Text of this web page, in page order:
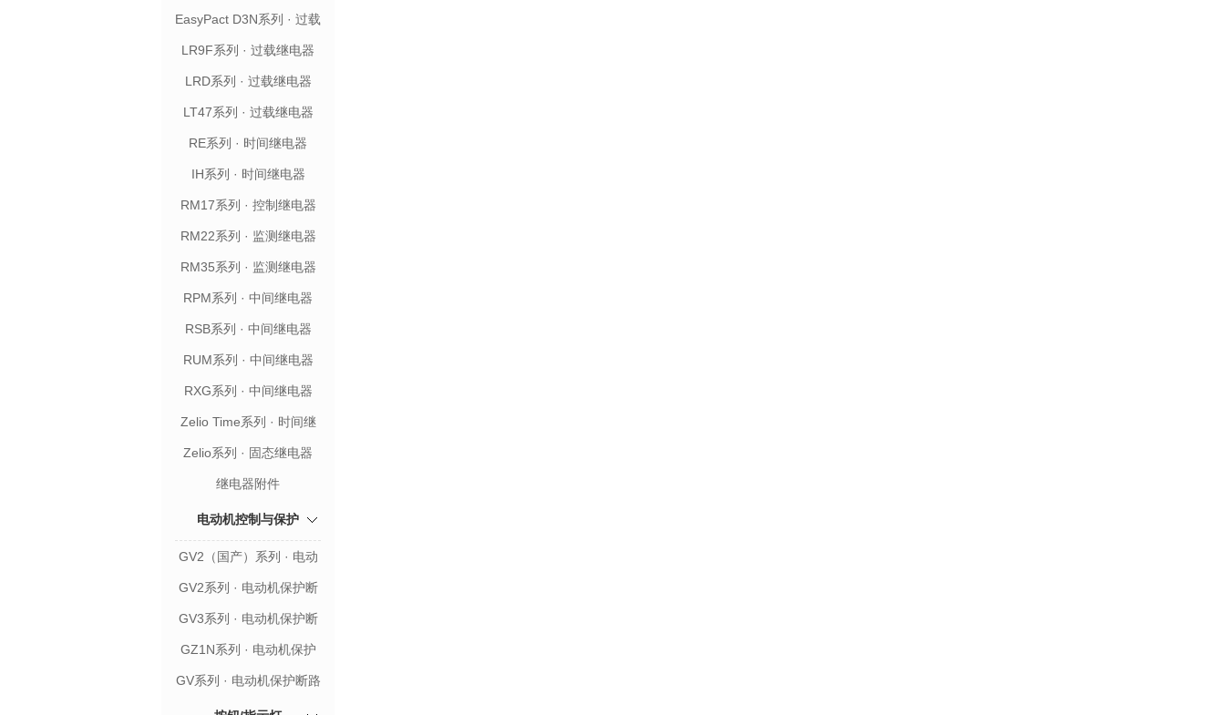
EasyPact D3N系列 · 过载
继电器
LR9F系列 · 过载继电器
LRD系列 · 过载继电器
LT47系列 · 过载继电器
RE系列 · 时间继电器
IH系列 · 时间继电器
RM17系列 · 控制继电器
RM22系列 · 监测继电器
RM35系列 · 监测继电器
RPM系列 · 中间继电器
RSB系列 · 中间继电器
RUM系列 · 中间继电器
RXG系列 · 中间继电器
Zelio Time系列 · 时间继
Zelio系列 · 固态继电器
继电器附件
电动机控制与保护
GV2（国产）系列 · 电动
机保护断路器
GV2系列 · 电动机保护断
路器
GV3系列 · 电动机保护断
路器
GZ1N系列 · 电动机保护
断路器
GV系列 · 电动机保护断路